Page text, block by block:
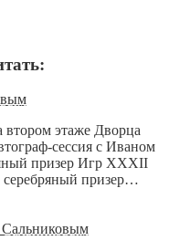
втором этаже Дворца
сессия с Иваном
призер Игр XXXII
призер…
Сальниковым